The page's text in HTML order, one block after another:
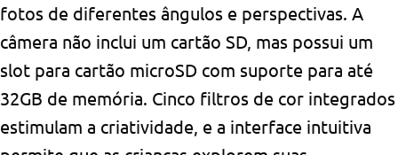
fotos de diferentes ângulos e perspectivas. A
câmera não inclui um cartão SD, mas possui um
slot para cartão microSD com suporte para até
32GB de memória. Cinco filtros de cor integrados
estimulam a criatividade, e a interface intuitiva